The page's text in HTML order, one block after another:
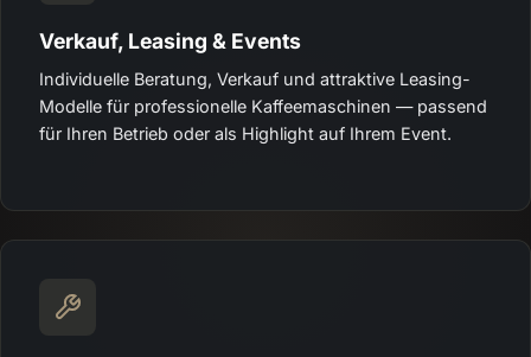
Verkauf, Leasing & Events
Individuelle Beratung, Verkauf und attraktive Leasing-
Modelle für professionelle Kaffeemaschinen — passend
für Ihren Betrieb oder als Highlight auf Ihrem Event.